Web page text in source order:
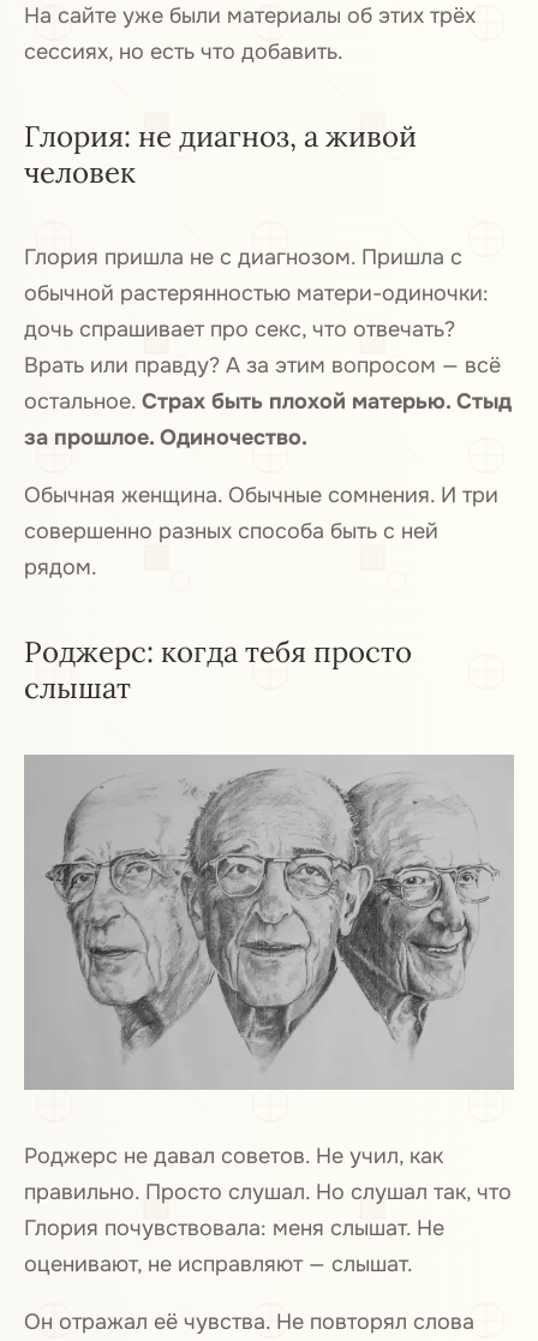
На сайте уже были материалы об этих трёх
сессиях, но есть что добавить.
Глория: не диагноз, а живой
человек
Глория пришла не с диагнозом. Пришла с
обычной растерянностью матери-одиночки:
дочь спрашивает про секс, что отвечать?
Врать или правду? А за этим вопросом — всё
остальное. Страх быть плохой матерью. Стыд
за прошлое. Одиночество.
Обычная женщина. Обычные сомнения. И три
совершенно разных способа быть с ней
рядом.
Роджерс: когда тебя просто
слышат
Роджерс не давал советов. Не учил, как
правильно. Просто слушал. Но слушал так, что
Глория почувствовала: меня слышат. Не
оценивают, не исправляют — слышат.
Он отражал её чувства. Не повторял слова